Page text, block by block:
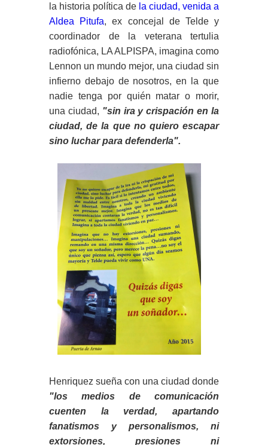
la historia política de la ciudad, venida a
Aldea Pitufa, ex concejal de Telde y
coordinador de la veterana tertulia
radiofónica, LA ALPISPA, imagina como
Lennon un mundo mejor, una ciudad sin
infierno debajo de nosotros, en la que
nadie tenga por quién matar o morir,
una ciudad, "sin ira y crispación en la
ciudad, de la que no quiero escapar
sino luchar para defenderla".
Henriquez sueña con una ciudad donde
"los medios de comunicación
cuenten la verdad, apartando
fanatismos y personalismos, ni
extorsiones, presiones ni